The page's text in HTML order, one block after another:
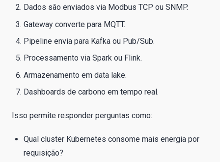
Dados são enviados via Modbus TCP ou SNMP.
Gateway converte para MQTT.
Pipeline envia para Kafka ou Pub/Sub.
Processamento via Spark ou Flink.
Armazenamento em data lake.
Dashboards de carbono em tempo real.
Isso permite responder perguntas como:
Qual cluster Kubernetes consome mais energia por
requisição?